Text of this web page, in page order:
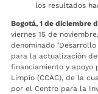
los resultados
Bogotá, 1 de diciembre
viernes 15 de
denominado
para la actualización de
financiamiento y apoyo
Limpio (CCAC), de la
por el Centro para la